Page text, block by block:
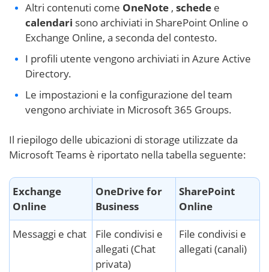
Altri contenuti come OneNote , schede e
calendari sono archiviati in SharePoint Online o
Exchange Online, a seconda del contesto.
I profili utente vengono archiviati in Azure Active
Directory.
Le impostazioni e la configurazione del team
vengono archiviate in Microsoft 365 Groups.
Il riepilogo delle ubicazioni di storage utilizzate da
Microsoft Teams è riportato nella tabella seguente:
Exchange
Online
OneDrive for
Business
SharePoint
Online
Messaggi e chat
File condivisi e
allegati (Chat
privata)
File condivisi e
allegati (canali)